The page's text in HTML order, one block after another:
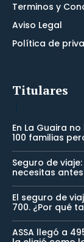
Terminos y
Aviso Legal
Política de
Titulares
En La Guaira
100 familias
Seguro de
necesitas
El seguro de
700. ¿Por qué
ASSA llegó a